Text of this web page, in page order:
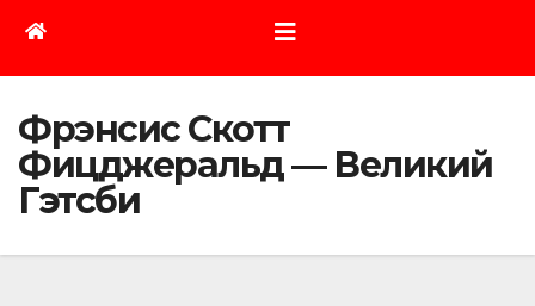
Фрэнсис Скотт
Фицджеральд — Великий
Гэтсби